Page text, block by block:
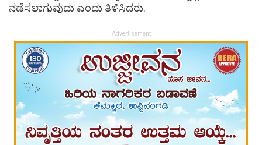
ನಡೆಸಲಾಗುವುದು ಎಂದು ತಿಳಿಸಿದರು.
Advertisement